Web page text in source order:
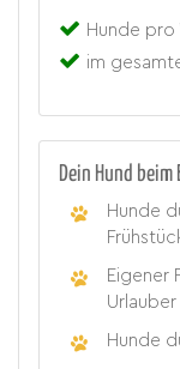
Hunde pro
im
Dein Hund beim
Hunde
Eigener
Hunde